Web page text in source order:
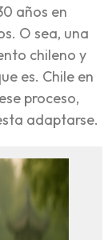
años en
O sea, una
chileno y
es. Chile en
proceso,
adaptarse.